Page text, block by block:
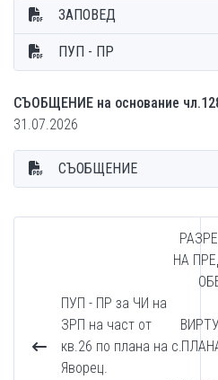
ЗАПОВЕД
ПУП - ПР
СЪОБЩЕНИЕ на основание
31.07.2026
СЪОБЩЕНИЕ
ПУП - ПР за ЧИ на
ЗРП на част от
кв.26 по плана на с.
Яворец.
НА